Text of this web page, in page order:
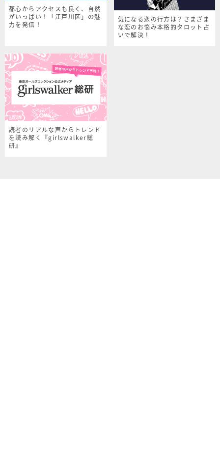
都心からアクセスも良く、自然
がいっぱい！「江戸川区」の魅
力を発信！
気になる恋の行方は？さまざま
な恋のお悩み本格的タロット占
いで解決！
読者のリアルな声からトレンド
を読み解く『girlswalker総
研』